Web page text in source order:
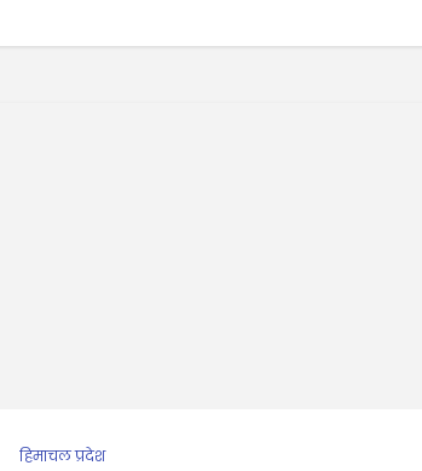
हिमाचल प्रदेश